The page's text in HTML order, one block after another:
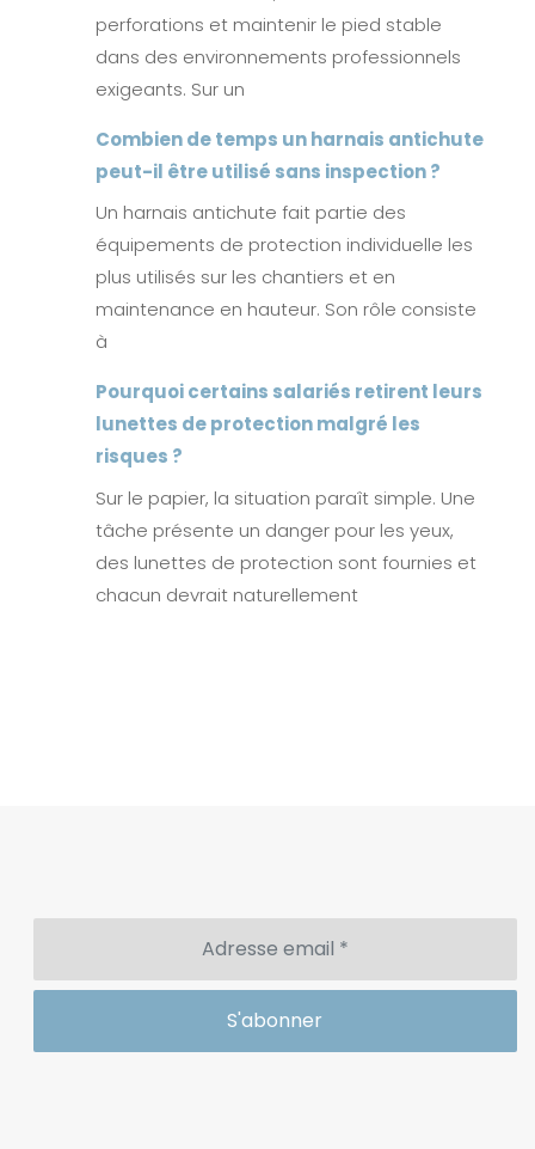
perforations et maintenir le pied stable
dans des environnements professionnels
exigeants. Sur un
Combien de temps un harnais antichute
peut-il être utilisé sans inspection ?
Un harnais antichute fait partie des
équipements de protection individuelle les
plus utilisés sur les chantiers et en
maintenance en hauteur. Son rôle consiste
à
Pourquoi certains salariés retirent leurs
lunettes de protection malgré les
risques ?
Sur le papier, la situation paraît simple. Une
tâche présente un danger pour les yeux,
des lunettes de protection sont fournies et
chacun devrait naturellement